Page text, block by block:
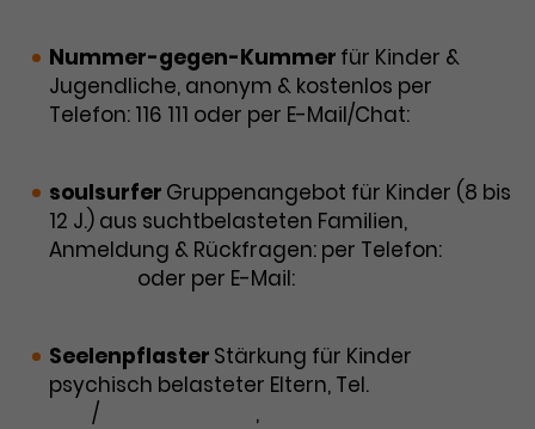
Anbieter Google / DoubleClick
Laufzeit 1 Jahr
Zweck
personalisierter Werbung und
misst die Wirksamkeit von
Werbekampagnen über
verschiedene Websites hinweg.
Nummer-gegen-Kummer für Kinder &
Jugendliche, anonym & kostenlos per
Telefon: 116 111 oder per E-Mail/Chat:
soulsurfer Gruppenangebot für Kinder (8 bis
12 J.) aus suchtbelasteten Familien,
Anmeldung & Rückfragen: per Telefon:
oder per E-Mail:
Seelenpflaster Stärkung für Kinder
psychisch belasteter Eltern, Tel.
/
,